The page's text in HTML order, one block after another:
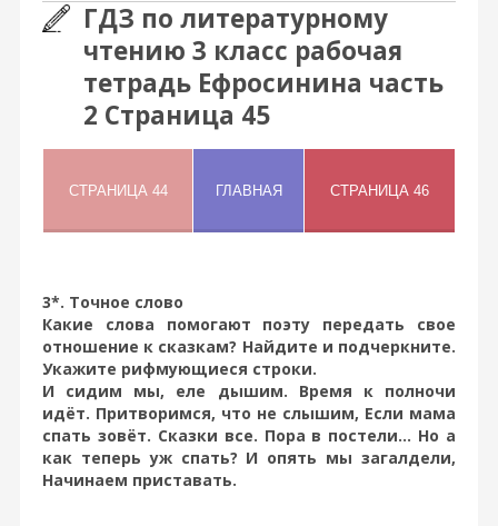
ГДЗ по литературному
чтению 3 класс рабочая
тетрадь Ефросинина часть
2 Страница 45
3*. Точное слово
Какие слова помогают поэту передать свое
отношение к сказкам? Найдите и подчеркните.
Укажите рифмующиеся строки.
И сидим мы, еле дышим. Время к полночи
идёт. Притворимся, что не слышим, Если мама
спать зовёт. Сказки все. Пора в постели... Но а
как теперь уж спать? И опять мы загалдели,
Начинаем приставать.